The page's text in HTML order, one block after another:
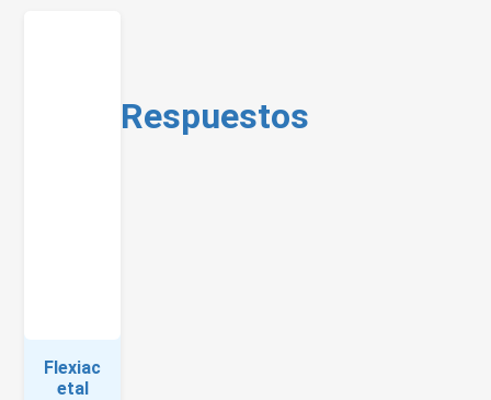
Flexiac
etal
Respuestos